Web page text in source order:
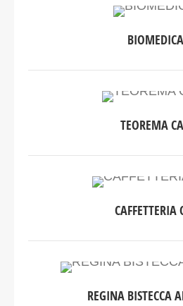
TEOREMA
CAFFETTERIA
REGINA BISTECCA